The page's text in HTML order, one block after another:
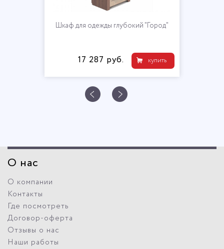
Шкаф для одежды глубокий "Город"
купить
17 287 руб.
О нас
О компании
Контакты
Где посмотреть
Договор-оферта
Отзывы о нас
Наши работы